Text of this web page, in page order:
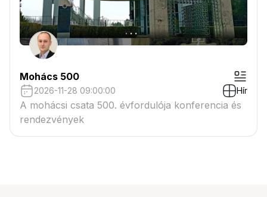
Mohács 500
2026-11-28 09:00:00 Hír
A mohácsi csata 500. évfordulója konferencia és
rendezvények